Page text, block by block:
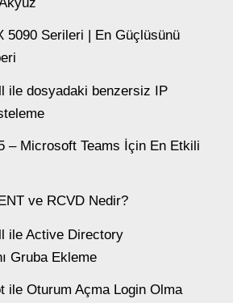
5090 Serileri | En Güçlüsünü
ile dosyadaki benzersiz IP
– Microsoft Teams İçin En Etkili
ve RCVD Nedir?
ile Active Directory
Gruba Ekleme
ile Oturum Açma Login Olma